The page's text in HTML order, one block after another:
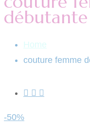
débutante
Home
couture femme
-50%